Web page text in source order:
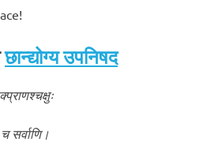
छान्द्योग्य उपनिषद
सर्वाणि।